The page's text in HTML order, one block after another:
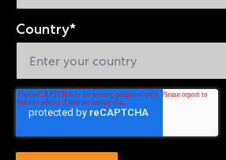
Country*